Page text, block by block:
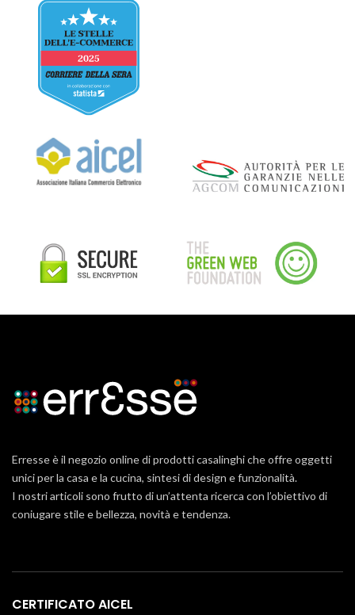
Erresse è il negozio online di prodotti casalinghi che offre oggetti
unici per la casa e la cucina, sintesi di design e funzionalità.
I nostri articoli sono frutto di un’attenta ricerca con l’obiettivo di
coniugare stile e bellezza, novità e tendenza.
CERTIFICATO AICEL